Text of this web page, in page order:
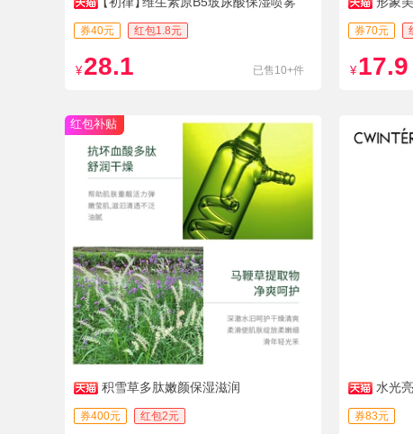
券40元 红包1.8元
¥ 28.1 已售10+件
券70元
¥ 17.9
红包补贴
积雪草多肽嫩颜保湿滋润
券400元 红包2元
水光
油券83元